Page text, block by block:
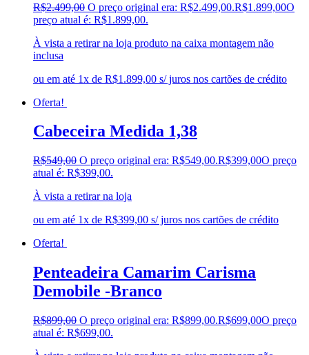
R$2.499,00 O preço original era: R$2.499,00.R$1.899,00O
preço atual é: R$1.899,00.
À vista a retirar na loja produto na caixa montagem não
inclusa
ou em até 1x de R$1.899,00 s/ juros nos cartões de crédito
Oferta!
Cabeceira Medida 1,38
R$549,00 O preço original era: R$549,00.R$399,00O preço
atual é: R$399,00.
À vista a retirar na loja
ou em até 1x de R$399,00 s/ juros nos cartões de crédito
Oferta!
Penteadeira Camarim Carisma
Demobile -Branco
R$899,00 O preço original era: R$899,00.R$699,00O preço
atual é: R$699,00.